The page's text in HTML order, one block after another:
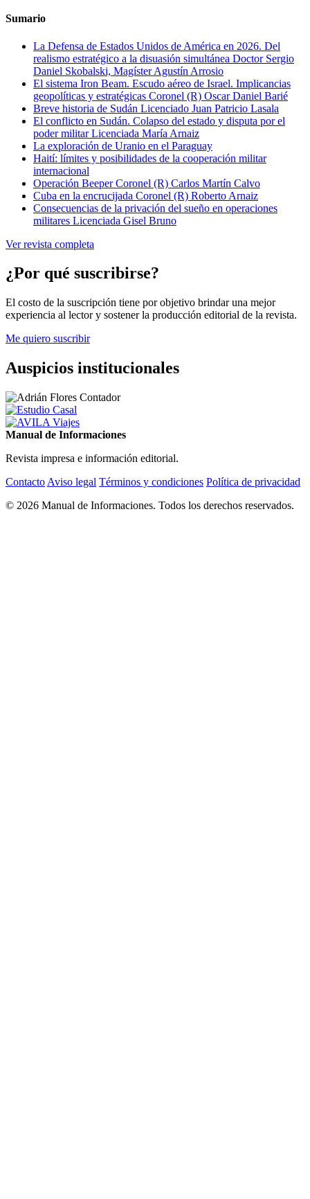
Sumario
La Defensa de Estados Unidos de América en 2026. Del
realismo estratégico a la disuasión simultánea Doctor Sergio
Daniel Skobalski, Magíster Agustín Arrosio
El sistema Iron Beam. Escudo aéreo de Israel. Implicancias
geopolíticas y estratégicas Coronel (R) Oscar Daniel Barié
Breve historia de Sudán Licenciado Juan Patricio Lasala
El conflicto en Sudán. Colapso del estado y disputa por el
poder militarLicenciada María Arnaiz
La exploración de Uranio en el Paraguay
Haití: límites y posibilidades de la cooperación militar
internacional
Operación BeeperCoronel (R) Carlos Martín Calvo
Cuba en la encrucijada Coronel (R) Roberto Arnaiz
Consecuencias de la privación del sueño en operaciones
militares Licenciada Gisel Bruno
Ver revista completa
¿Por qué suscribirse?
El costo de la suscripción tiene por objetivo brindar una mejor
experiencia al lector y sostener la producción editorial de la revista.
Me quiero suscribir
Auspicios institucionales
Manual de Informaciones
Revista impresa e información editorial.
Contacto Aviso legal Términos y condiciones Política de privacidad
© 2026 Manual de Informaciones. Todos los derechos reservados.